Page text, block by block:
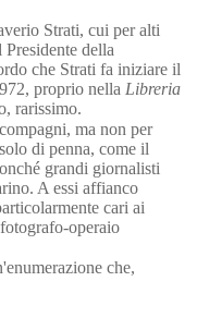
Strati, cui per alti
della
che Strati fa iniziare il
proprio nella Libreria
rarissimo.
ma non per
di penna, come il
grandi giornalisti
A essi affianco
cari ai
operaio
che,